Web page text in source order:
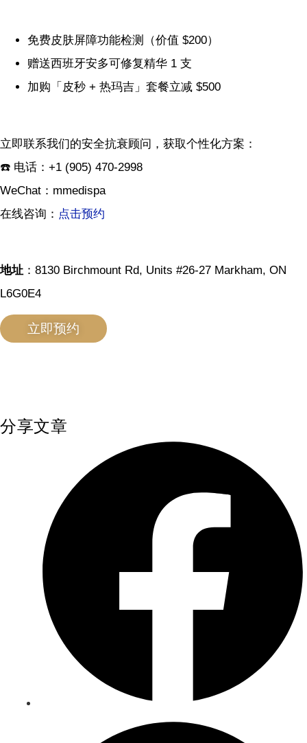
免费皮肤屏障功能检测（价值 $200）
赠送西班牙安多可修复精华 1 支
加购「皮秒 + 热玛吉」套餐立减 $500
立即联系我们的安全抗衰顾问，获取个性化方案：
☎️ 电话：+1 (905) 470-2998
WeChat：mmedispa
在线咨询： 点击预约
地址 ：8130 Birchmount Rd, Units #26-27 Markham, ON
L6G0E4
立即预约
分享文章